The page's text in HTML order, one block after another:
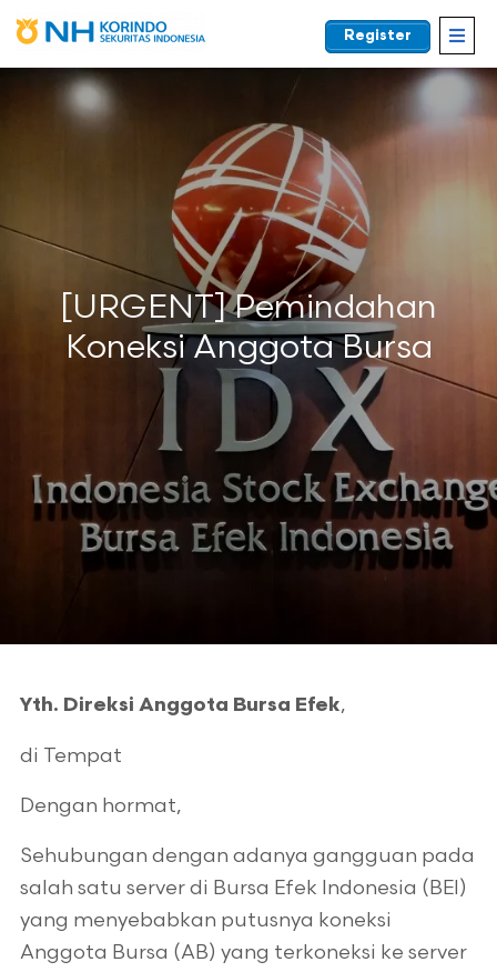
Register
[URGENT] Pemindahan
Koneksi Anggota Bursa
Yth. Direksi Anggota Bursa Efek,
di Tempat
Dengan hormat,
Sehubungan dengan adanya gangguan pada
salah satu server di Bursa Efek Indonesia (BEI)
yang menyebabkan putusnya koneksi
Anggota Bursa (AB) yang terkoneksi ke server